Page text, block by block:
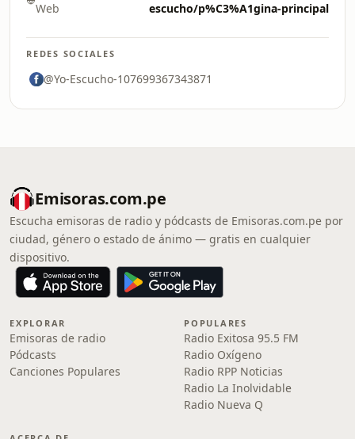
Web
escucho/p%C3%A1gina-principal
REDES SOCIALES
@Yo-Escucho-107699367343871
Emisoras.com.pe
Escucha emisoras de radio y pódcasts de Emisoras.com.pe por
ciudad, género o estado de ánimo — gratis en cualquier
dispositivo.
EXPLORAR
Emisoras de radio
Pódcasts
Canciones Populares
POPULARES
Radio Exitosa 95.5 FM
Radio Oxígeno
Radio RPP Noticias
Radio La Inolvidable
Radio Nueva Q